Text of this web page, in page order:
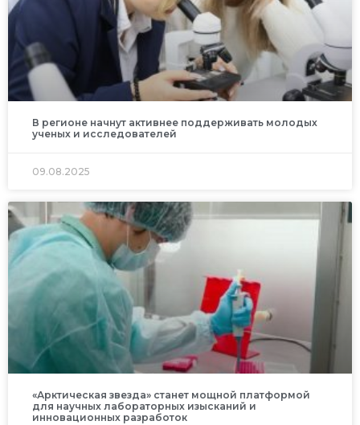
В регионе начнут активнее поддерживать молодых
ученых и исследователей
09.08.2025
«Арктическая звезда» станет мощной платформой
для научных лабораторных изысканий и
инновационных разработок